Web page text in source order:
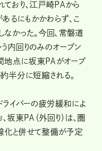
おり、江戸崎PAから
にもかかわらず、こ
かった。今回、常磐道
内回りのみのオープン
地点に坂東PAがオープ
半分に短縮される。
ライバーの疲労緩和によ
坂東PA（外回り）は、圏
化と併せて整備が予定